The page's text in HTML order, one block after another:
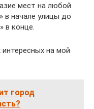
мест на любой
в начале улицы до
в конце.
на мой
город